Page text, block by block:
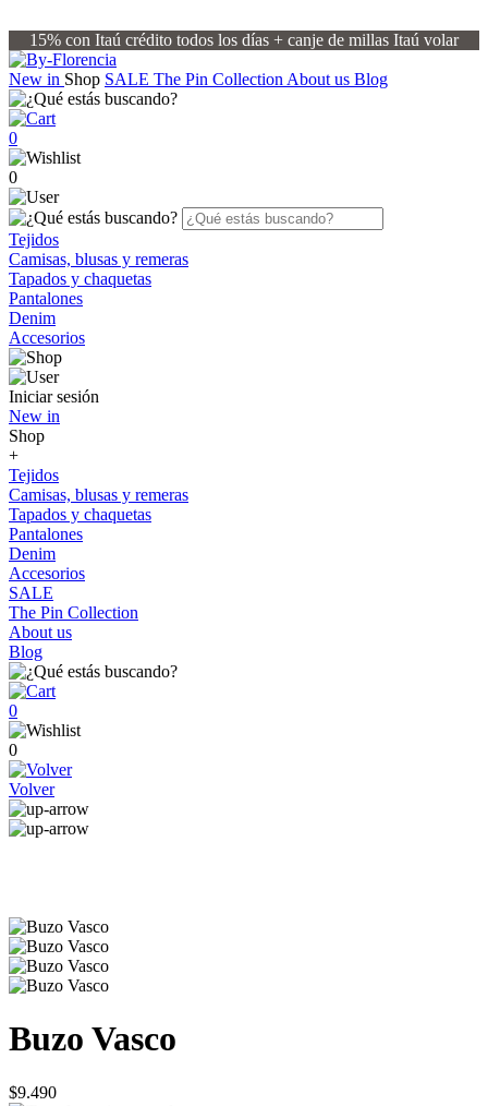
15% con Itaú crédito todos los días + canje de millas Itaú volar
New in Shop SALE The Pin Collection About us Blog
0
0
Tejidos
Camisas, blusas y remeras
Tapados y chaquetas
Pantalones
Denim
Accesorios
Iniciar sesión
New in
Shop
+
Tejidos
Camisas, blusas y remeras
Tapados y chaquetas
Pantalones
Denim
Accesorios
SALE
The Pin Collection
About us
Blog
0
0
Volver
Buzo Vasco
$9.490